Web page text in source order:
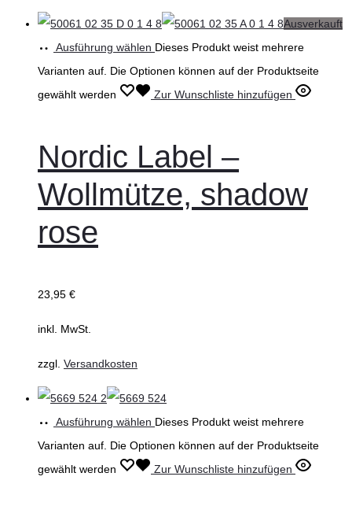
Ausverkauft
Ausführung wählen Dieses Produkt weist mehrere
Varianten auf. Die Optionen können auf der Produktseite
gewählt werden
Zur Wunschliste hinzufügen
Nordic Label –
Wollmütze, shadow
rose
23,95 €
inkl. MwSt.
zzgl. Versandkosten
Ausführung wählen Dieses Produkt weist mehrere
Varianten auf. Die Optionen können auf der Produktseite
gewählt werden
Zur Wunschliste hinzufügen